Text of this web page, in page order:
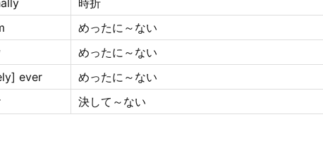
めったに～ない
めったに～ない
ever
めったに～ない
決して～ない